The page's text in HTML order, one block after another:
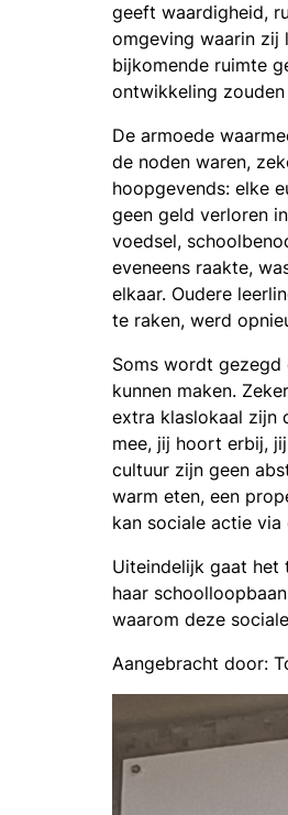
geeft waardigheid,
omgeving waarin zij
bijkomende ruimte
ontwikkeling
De armoede
de noden waren,
hoopgevends: elke
geen geld verloren
voedsel,
eveneens raakte,
elkaar. Oudere
te raken, werd
Soms wordt gezegd
kunnen maken.
extra klaslokaal zijn
mee, jij hoort erbij,
cultuur zijn geen
warm eten, een
kan sociale actie
Uiteindelijk gaat het
haar
waarom deze
Aangebracht door: